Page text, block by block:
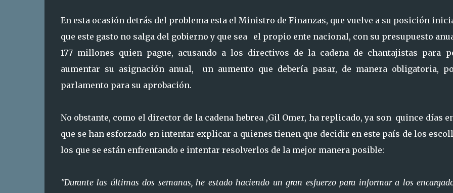
En esta ocasión detrás del problema esta el Ministro de Finanzas, que vuelve a su posición
que este gasto no salga del gobierno y que sea el propio ente nacional, con su presupuesto
177 millones quien pague, acusando a los directivos de la cadena de chantajistas para
aumentar su asignación anual, un aumento que debería pasar, de manera obligatoria,
parlamento para su aprobación.
No obstante, como el director de la cadena hebrea ,Gil Omer, ha replicado, ya son quince días
que se han esforzado en intentar explicar a quienes tienen que decidir en este país de los
los que se están enfrentando e intentar resolverlos de la mejor manera posible:
"Durante las últimas dos semanas, he estado haciendo un gran esfuerzo para informar a los